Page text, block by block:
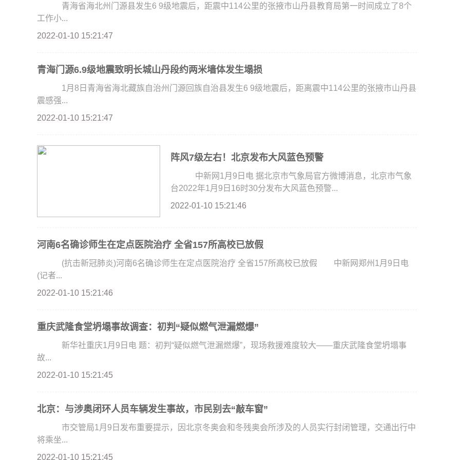
青海省海北州门源县发生6 9级地震后，距震中114公里的张掖市山丹县教育局第一时间成立了8个
工作小...
2022-01-10 15:21:47
青海门源6.9级地震致明长城山丹段约两米墙体发生塌损
1月8日青海省海北藏族自治州门源回族自治县发生6 9级地震后，距离震中114公里的张掖市山丹县
震感强...
2022-01-10 15:21:47
阵风7级左右！北京发布大风蓝色预警
中新网1月9日电 据北京市气象局官方微博消息，北京市气象
台2022年1月9日16时30分发布大风蓝色预警...
2022-01-10 15:21:46
河南6名确诊师生在定点医院治疗 全省157所高校已放假
(抗击新冠肺炎)河南6名确诊师生在定点医院治疗 全省157所高校已放假 中新网郑州1月9日电
(记者...
2022-01-10 15:21:46
重庆武隆食堂坍塌事故调查：初判“疑似燃气泄漏燃爆”
新华社重庆1月9日电 题：初判“疑似燃气泄漏燃爆”，现场救援难度较大——重庆武隆食堂坍塌事
故...
2022-01-10 15:21:45
北京：与涉奥闭环人员车辆发生事故，市民别去“敲车窗”
市交管局1月9日发布重要提示，因北京冬奥会和冬残奥会所涉及的人员实行封闭管理，交通出行中
将乘坐...
2022-01-10 15:21:45